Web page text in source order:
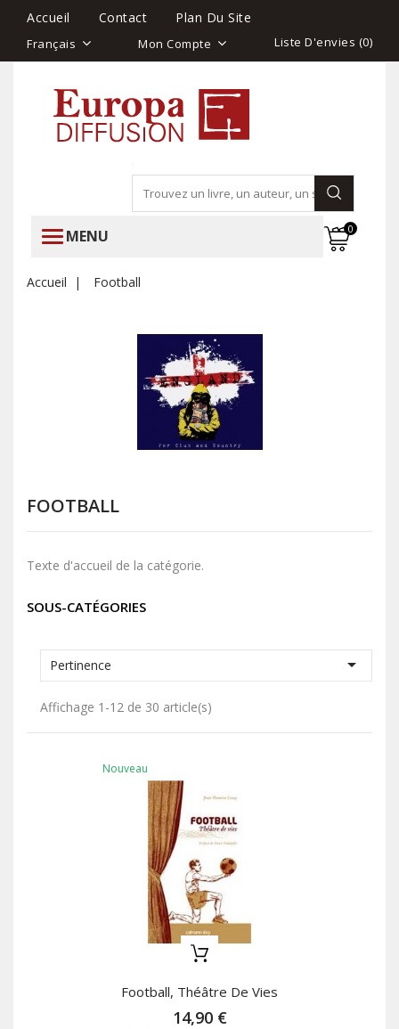
Accueil Contact Plan Du Site
Français Mon Compte Liste D'envies (0)
MENU 0
Accueil Football
FOOTBALL
Texte d'accueil de la catégorie.
SOUS-CATÉGORIES
Pertinence 
Affichage 1-12 de 30 article(s)
Nouveau
Football, Théâtre De Vies
14,90 €